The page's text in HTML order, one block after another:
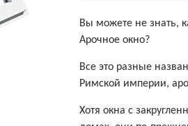
Вы можете не знать,
Арочное окно?
Все это разные
Римской империи,
Хотя окна с